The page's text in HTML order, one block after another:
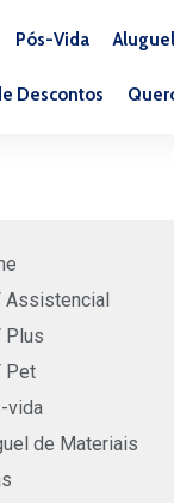
Pós-Vida
Descontos
Assistencial
Plus
Pet
vida
de Materiais